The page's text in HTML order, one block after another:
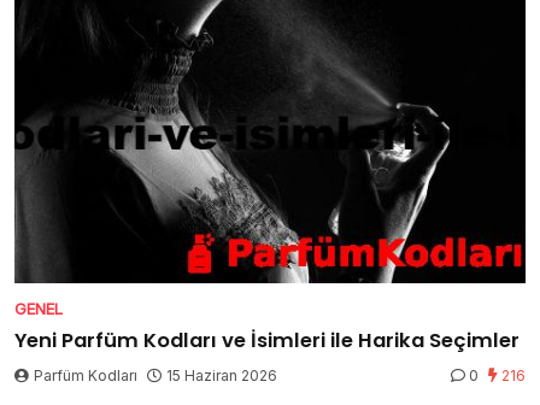
GENEL
Yeni Parfüm Kodları ve İsimleri ile Harika Seçimler
Parfüm Kodları 15 Haziran 2026 0 216